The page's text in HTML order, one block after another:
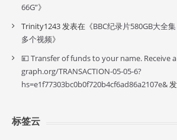
66G”》
Trinity1243发表在《BBC纪录片580GB大全
多个视频》
💴 Transfer of funds to your name. Receive
graph.org/TRANSACTION-05-05-6?
hs=e1f77303bc0b0f720b4cf6ad86a2107e&
标签云